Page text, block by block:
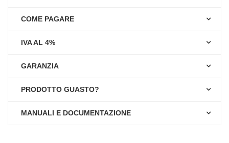
COME PAGARE
IVA AL 4%
GARANZIA
PRODOTTO GUASTO?
MANUALI E DOCUMENTAZIONE